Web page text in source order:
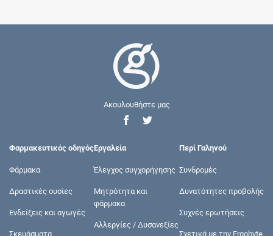
Ακουλουθήστε μας
Φαρμακευτικός οδηγός
Φάρμακα
Δραστικές ουσίες
Ενδείξεις και αγωγές
Σκευάσματα
Εργαλεία
Έλεγχος συγχορήγησης
Μητρότητα και
φάρμακα
Αλλεργίες / Δυσανεξίες
Περί Γαληνού
Συνδρομές
Δυνατότητες προβολής
Συχνές ερωτήσεις
Σχετικά με την Ergobyte